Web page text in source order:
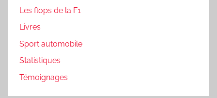
Les flops de la F1
Livres
Sport automobile
Statistiques
Témoignages